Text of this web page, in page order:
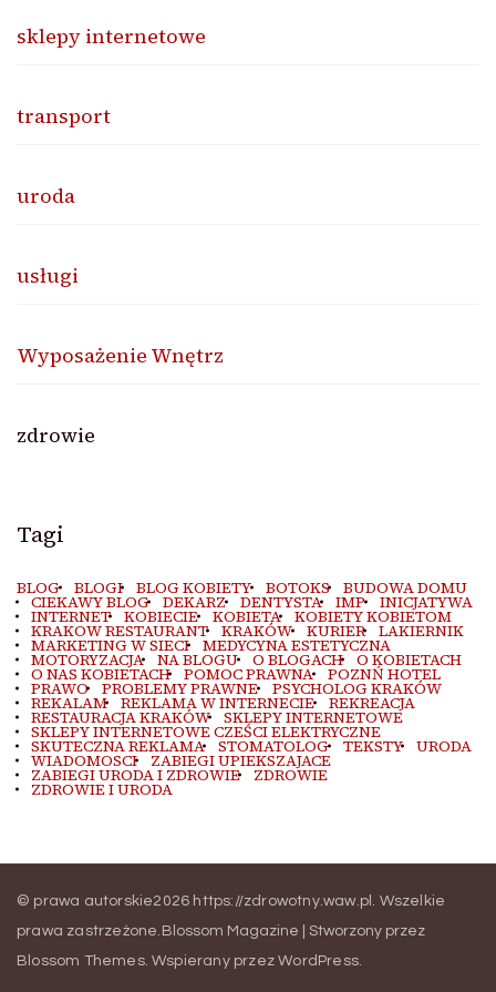
sklepy internetowe
transport
uroda
usługi
Wyposażenie Wnętrz
zdrowie
Tagi
BLOG BLOGI BLOG KOBIETY BOTOKS BUDOWA DOMU
CIEKAWY BLOG DEKARZ DENTYSTA IMP INICJATYWA
INTERNET KOBIECIE KOBIETA KOBIETY KOBIETOM
KRAKOW RESTAURANT KRAKÓW KURIER LAKIERNIK
MARKETING W SIECI MEDYCYNA ESTETYCZNA
MOTORYZACJA NA BLOGU O BLOGACH O KOBIETACH
O NAS KOBIETACH POMOC PRAWNA POZNŃ HOTEL
PRAWO PROBLEMY PRAWNE PSYCHOLOG KRAKÓW
REKALAM REKLAMA W INTERNECIE REKREACJA
RESTAURACJA KRAKÓW SKLEPY INTERNETOWE
SKLEPY INTERNETOWE CZEŚCI ELEKTRYCZNE
SKUTECZNA REKLAMA STOMATOLOG TEKSTY URODA
WIADOMOSCI ZABIEGI UPIEKSZAJACE
ZABIEGI URODA I ZDROWIE ZDROWIE
ZDROWIE I URODA
© prawa autorskie2026 https://zdrowotny.waw.pl . Wszelkie
prawa zastrzeżone. Blossom Magazine | Stworzony przez
Blossom Themes. Wspierany przezWordPress.